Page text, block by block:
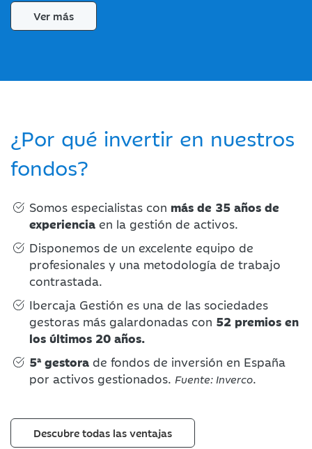
Ver más
¿Por qué invertir en nuestros
fondos?
Somos especialistas con más de 35 años de
experiencia en la gestión de activos.
Disponemos de un excelente equipo de
profesionales y una metodología de trabajo
contrastada.
Ibercaja Gestión es una de las sociedades
gestoras más galardonadas con 52 premios en
los últimos 20 años.
5ª gestora de fondos de inversión en España
por activos gestionados. Fuente: Inverco.
Descubre todas las ventajas